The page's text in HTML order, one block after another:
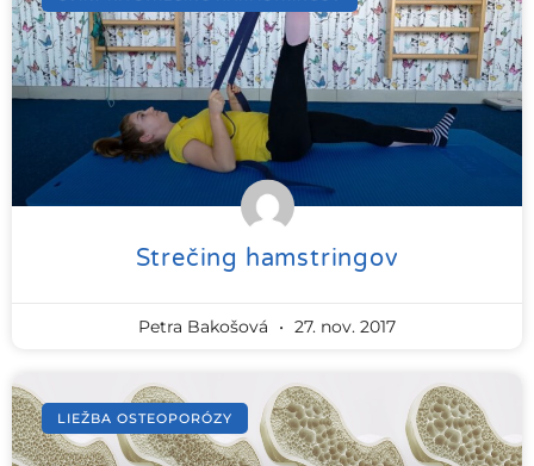
Strečing hamstringov
Petra Bakošová 27. nov. 2017
LIEŽBA OSTEOPORÓZY